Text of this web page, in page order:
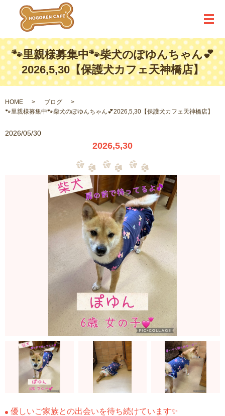
メ
🐾里親様募集中🐾柴犬のぽゆんちゃん💕
2026,5,30【保護犬カフェ天神橋店】
HOME
ブログ
🐾里親様募集中🐾柴犬のぽゆんちゃん💕2026,5,30【保護犬カフェ天神橋店】
2026/05/30
2026,5,30
優しいご家族との出会いを待ち続けています✨